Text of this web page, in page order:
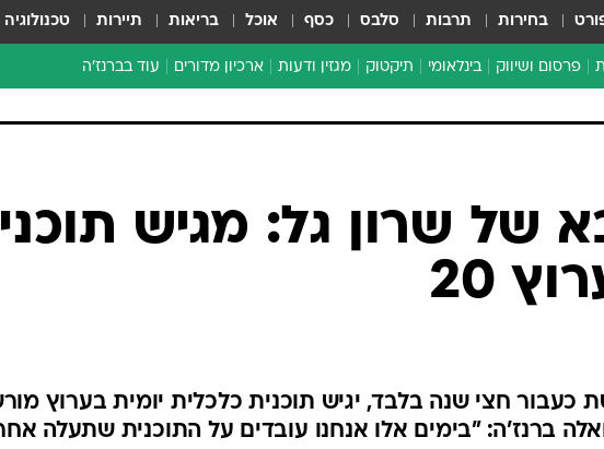
בחירות תרבות סלבס כסף אוכל בריאות תיירות טכנולוגיה
פרסום ושיווק בינלאומי תיקטוק מגזין ודעות ארכיון מדורים עוד בברנז'ה
של שרון גל: מגיש
20
כעבור חצי שנה בלבד, יגיש תוכנית כלכלית יומית בערוץ
לוואלה ברנז'ה: "בימים אלו אנחנו עובדים על התוכנית שתעלה